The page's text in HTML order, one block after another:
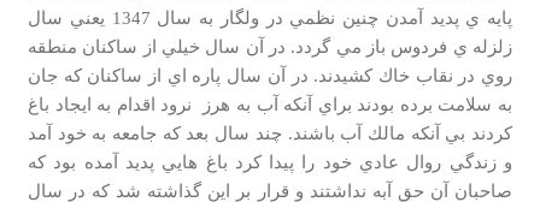
پايه ي پديد آمدن چنين نظمي در ولگار به سال 1347 يعني سال
زلزله ي فردوس باز مي گردد. در آن سال خيلي از ساكنان منطقه
روي در نقاب خاك كشيدند. در آن سال پاره اي از ساكنان كه جان
به سلامت برده بودند براي آنكه آب به هرز نرود اقدام به ايجاد باغ
كردند بي آنكه مالك آب باشند. چند سال بعد كه جامعه به خود آمد
و زندگي روال عادي خود را پيدا كرد باغ هايي پديد آمده بود كه
صاحبان آن حق آبه نداشتند و قرار بر اين گذاشته شد كه در سال